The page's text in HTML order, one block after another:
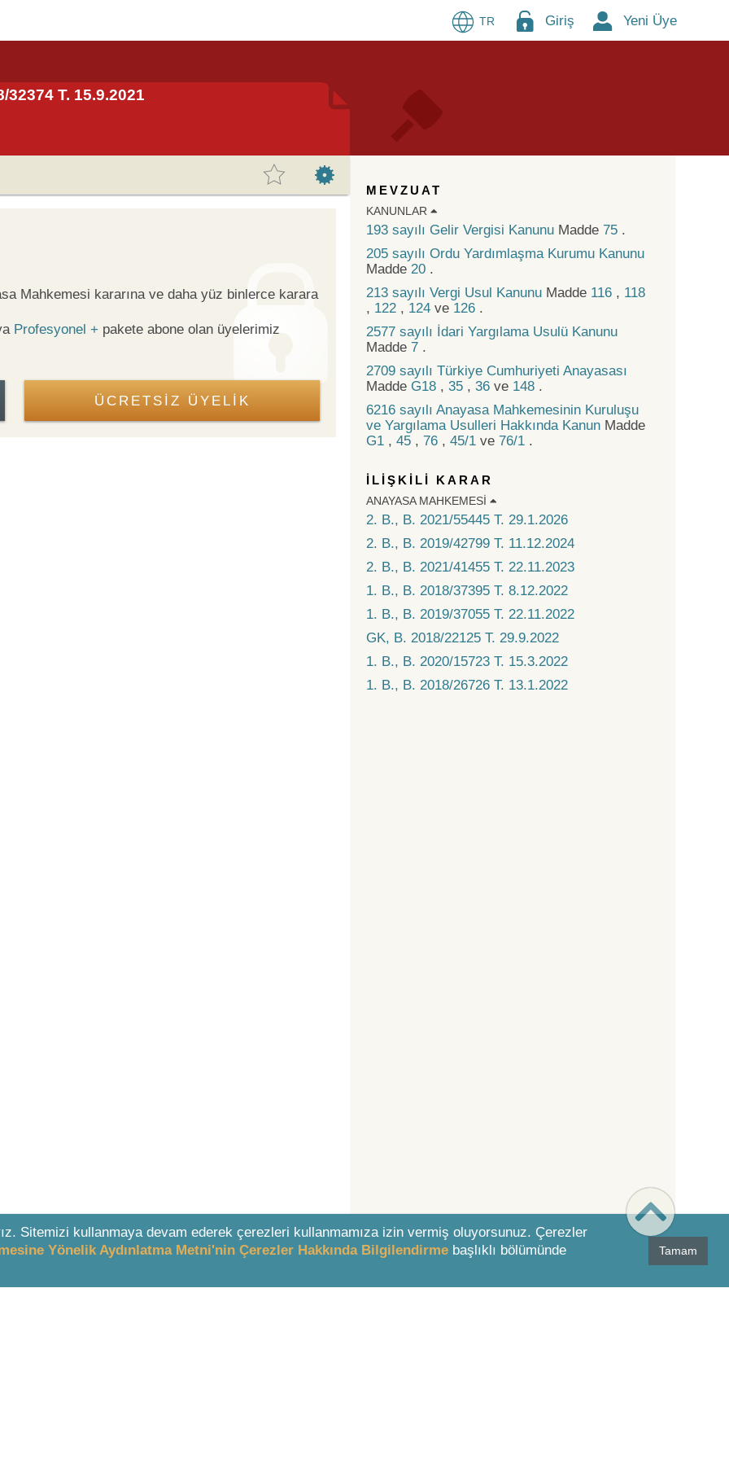
TR Giriş Yeni Üye
32374 T. 15.9.2021
Mahkemesi kararına ve daha yüz binlerce karara
Profesyonel + pakete abone olan üyelerimiz
ÜCRETSİZ ÜYELİK
MEVZUAT
KANUNLAR
193 sayılı Gelir Vergisi Kanunu Madde 75 .
205 sayılı Ordu Yardımlaşma Kurumu Kanunu
Madde 20 .
213 sayılı Vergi Usul Kanunu Madde 116 , 118
, 122 , 124 ve 126 .
2577 sayılı İdari Yargılama Usulü Kanunu
Madde 7 .
2709 sayılı Türkiye Cumhuriyeti Anayasası
Madde G18 , 35 , 36 ve 148 .
6216 sayılı Anayasa Mahkemesinin Kuruluşu
ve Yargılama Usulleri Hakkında Kanun Madde
G1 , 45 , 76 , 45/1 ve 76/1 .
İLİŞKİLİ KARAR
ANAYASA MAHKEMESI
2. B., B. 2021/55445 T. 29.1.2026
2. B., B. 2019/42799 T. 11.12.2024
2. B., B. 2021/41455 T. 22.11.2023
1. B., B. 2018/37395 T. 8.12.2022
1. B., B. 2019/37055 T. 22.11.2022
GK, B. 2018/22125 T. 29.9.2022
1. B., B. 2020/15723 T. 15.3.2022
1. B., B. 2018/26726 T. 13.1.2022
Sitemizi kullanmaya devam ederek çerezleri kullanmamıza izin vermiş oluyorsunuz. Çerezler
Yönelik Aydınlatma Metni'nin Çerezler Hakkında Bilgilendirme başlıklı bölümünde
Tamam